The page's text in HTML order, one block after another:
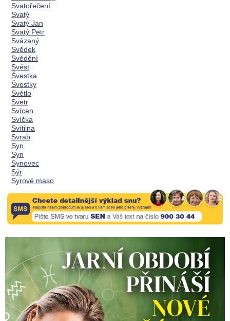
Svatořečení
Svatý
Svatý Jan
Svatý Petr
Svázaný
Svědek
Svědění
Svést
Švestka
Švestky
Světlo
Svetr
Svícen
Svíčka
Svítilna
Svrab
Syn
Syn
Synovec
Sýr
Syrové maso